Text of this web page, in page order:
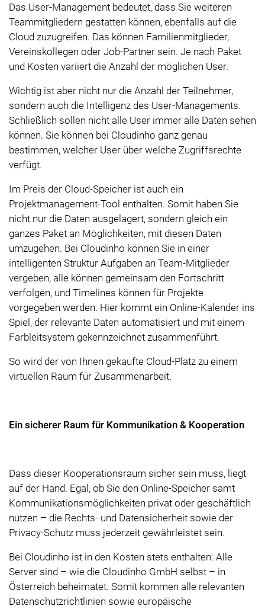
Das User-Management bedeutet, dass Sie weiteren
Teammitgliedern gestatten können, ebenfalls auf die
Cloud zuzugreifen. Das können Familienmitglieder,
Vereinskollegen oder Job-Partner sein. Je nach Paket
und Kosten variiert die Anzahl der möglichen User.
Wichtig ist aber nicht nur die Anzahl der Teilnehmer,
sondern auch die Intelligenz des User-Managements.
Schließlich sollen nicht alle User immer alle Daten sehen
können. Sie können bei Cloudinho ganz genau
bestimmen, welcher User über welche Zugriffsrechte
verfügt.
Im Preis der Cloud-Speicher ist auch ein
Projektmanagement-Tool enthalten. Somit haben Sie
nicht nur die Daten ausgelagert, sondern gleich ein
ganzes Paket an Möglichkeiten, mit diesen Daten
umzugehen. Bei Cloudinho können Sie in einer
intelligenten Struktur Aufgaben an Team-Mitglieder
vergeben, alle können gemeinsam den Fortschritt
verfolgen, und Timelines können für Projekte
vorgegeben werden. Hier kommt ein Online-Kalender ins
Spiel, der relevante Daten automatisiert und mit einem
Farbleitsystem gekennzeichnet zusammenführt.
So wird der von Ihnen gekaufte Cloud-Platz zu einem
virtuellen Raum für Zusammenarbeit.
Ein sicherer Raum für Kommunikation & Kooperation
Dass dieser Kooperationsraum sicher sein muss, liegt
auf der Hand. Egal, ob Sie den Online-Speicher samt
Kommunikationsmöglichkeiten privat oder geschäftlich
nutzen – die Rechts- und Datensicherheit sowie der
Privacy-Schutz muss jederzeit gewährleistet sein.
Bei Cloudinho ist in den Kosten stets enthalten: Alle
Server sind – wie die Cloudinho GmbH selbst – in
Österreich beheimatet. Somit kommen alle relevanten
Datenschutzrichtlinien sowie europäische